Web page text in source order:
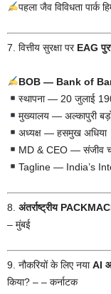
पहला जैव विविधता पार्क
7. वित्तीय सुरक्षा पर EAG
BOB — Bank of
स्थापना — 20 जुलाई
मुख्यालय — अल्कापुरी
अध्यक्ष — हसमुख अधिया
MD & CEO — संजीव
Tagline — India’s
8. अंतर्राष्ट्रीय
– मुंबई
9. नौकरियों के लिए नयाAI
किया? – – कर्नाटक